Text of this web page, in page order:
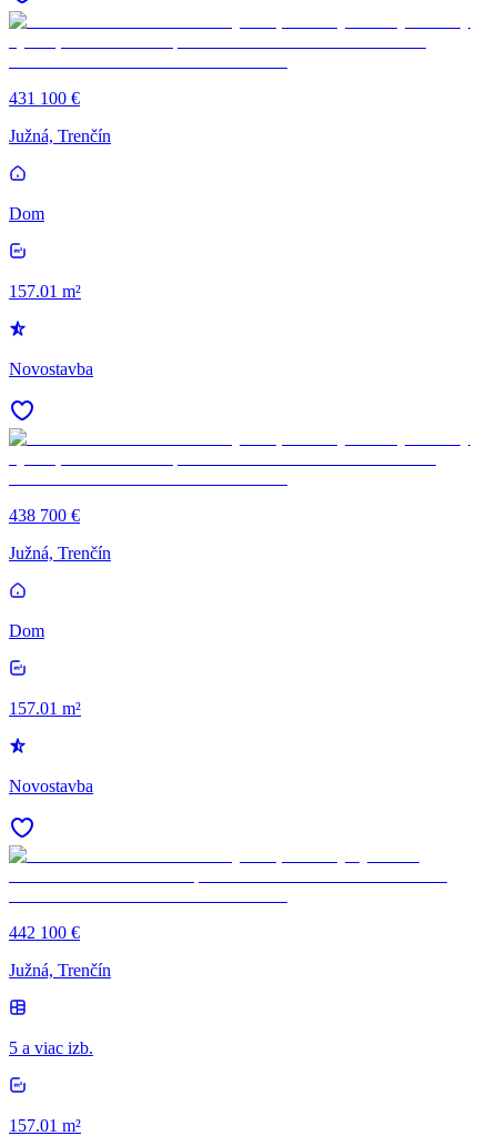
431 100 €
Južná, Trenčín
Dom
157.01 m²
Novostavba
438 700 €
Južná, Trenčín
Dom
157.01 m²
Novostavba
442 100 €
Južná, Trenčín
5 a viac izb.
157.01 m²